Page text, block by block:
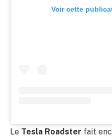
Voir cette
Le Tesla Roadster fait